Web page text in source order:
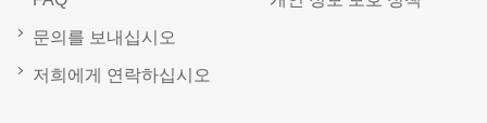
문의를 보내십시오
저희에게 연락하십시오